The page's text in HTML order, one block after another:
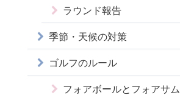
ラウンド報告
季節・天候の対策
ゴルフのルール
フォアボールとフォアサム